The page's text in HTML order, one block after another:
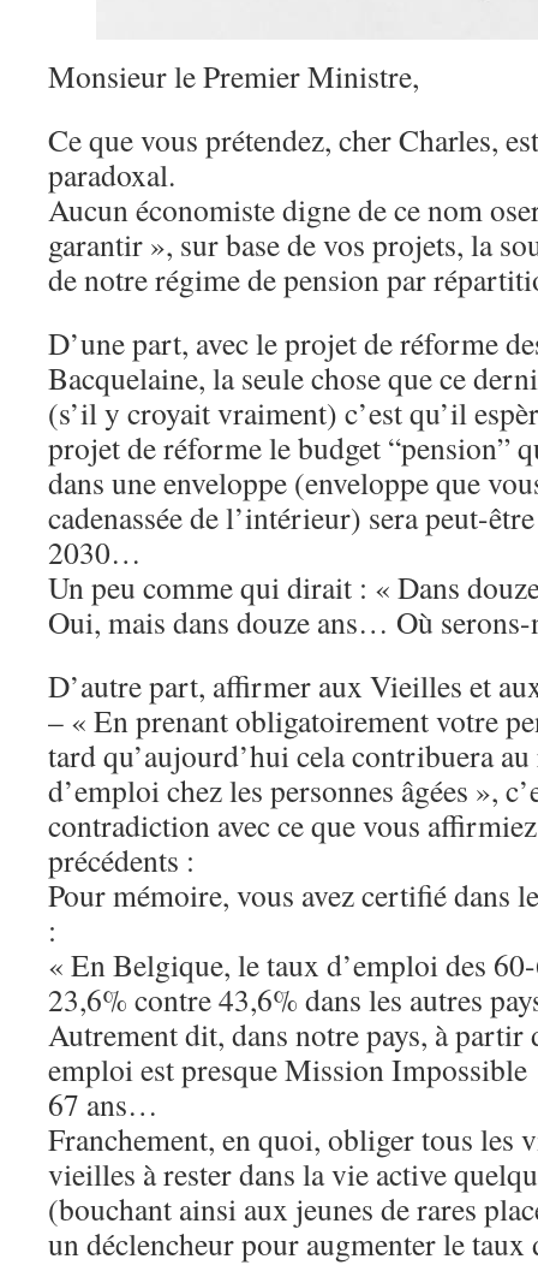
Monsieur le Premier Ministre,
Ce que vous prétendez, cher Charles,
paradoxal.
Aucun économiste digne de ce nom
garantir », sur base de vos projets, la
de notre régime de pension par
D’une part, avec le projet de réforme
Bacquelaine, la seule chose que ce
(s’il y croyait vraiment) c’est qu’il
projet de réforme le budget “pension”
dans une enveloppe (enveloppe que
cadenassée de l’intérieur) sera peut-
2030…
Un peu comme qui dirait : « Dans
Oui, mais dans douze ans… Où serons-
D’autre part, affirmer aux Vieilles et
– « En prenant obligatoirement votre
tard qu’aujourd’hui cela contribuera
d’emploi chez les personnes âgées »,
contradiction avec ce que vous
précédents :
Pour mémoire, vous avez certifié dans
:
« En Belgique, le taux d’emploi des 60-
23,6% contre 43,6% dans les autres
Autrement dit, dans notre pays, à partir
emploi est presque Mission
67 ans…
Franchement, en quoi, obliger tous les
vieilles à rester dans la vie active
(bouchant ainsi aux jeunes de rares
un déclencheur pour augmenter le taux